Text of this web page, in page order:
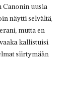
Canonin uusia
näytti selvältä,
mutta en
kallistuisi.
siirtymään